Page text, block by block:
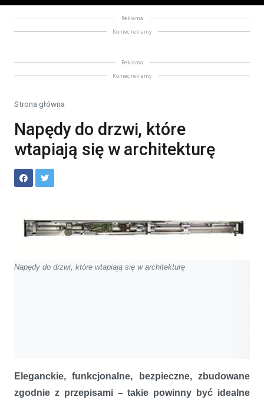
Reklama
Koniec reklamy
Reklama
Koniec reklamy
Strona główna
Napędy do drzwi, które
wtapiają się w architekturę
Napędy do drzwi, które wtapiają się w architekturę
Eleganckie, funkcjonalne, bezpieczne, zbudowane
zgodnie z przepisami – takie powinny być idealne